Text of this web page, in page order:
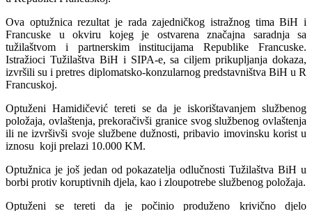
Ova optužnica rezultat je rada zajedničkog istražnog tima BiH i
Francuske u okviru kojeg je ostvarena značajna saradnja sa
tužilaštvom i partnerskim institucijama Republike Francuske.
Istražioci Tužilaštva BiH i SIPA-e, sa ciljem prikupljanja dokaza,
izvršili su i pretres diplomatsko-konzularnog predstavništva BiH u R
Francuskoj.
Optuženi Hamidičević tereti se da je iskorištavanjem službenog
položaja, ovlaštenja, prekoračivši granice svog službenog ovlaštenja
ili ne izvršivši svoje službene dužnosti, pribavio imovinsku korist u
iznosu koji prelazi 10.000 KM.
Optužnica je još jedan od pokazatelja odlučnosti Tužilaštva BiH u
borbi protiv koruptivnih djela, kao i zloupotrebe službenog položaja.
Optuženi se tereti da je počinio produženo krivično djelo